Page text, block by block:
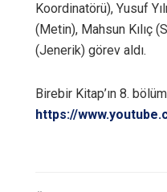
Koordinatörü), Yusuf
(Metin), Mahsun Kılıç
(Jenerik) görev aldı.
Birebir Kitap’ın 8.
https://